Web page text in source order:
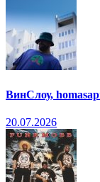
ВинСлоу,
20.07.2026